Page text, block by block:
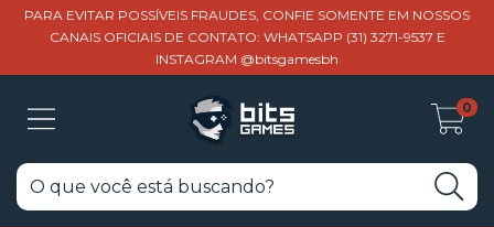
PARA EVITAR POSSÍVEIS FRAUDES, CONFIE SOMENTE EM NOSSOS
CANAIS OFICIAIS DE CONTATO: WHATSAPP (31) 3271-9537 E
INSTAGRAM @bitsgamesbh
0